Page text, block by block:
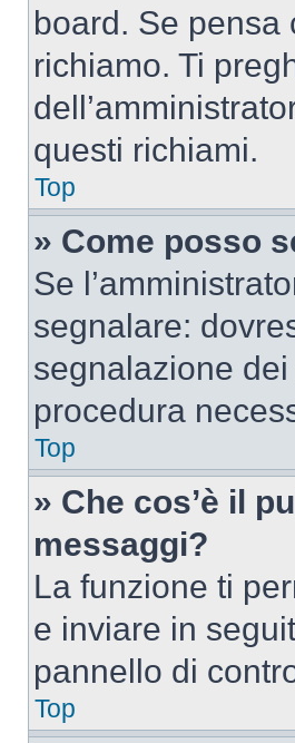
board. Se pensa
richiamo. Ti
questi richiami.
Top
» Come posso
Se
segnalare:
segnalazione
procedura
Top
» Che cos’è il
messaggi?
La funzione ti
e inviare in
pannello di
Top